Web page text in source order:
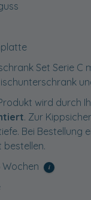
Set Serie C
wird durch
. Zur
Bei Bestellung
bestellen.
Wochen i